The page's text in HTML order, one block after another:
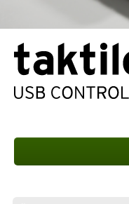
Mağaza Bulucu
Haberler
Konum
KORG Hakkında